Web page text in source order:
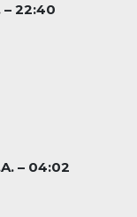
– 22:40
– 04:02